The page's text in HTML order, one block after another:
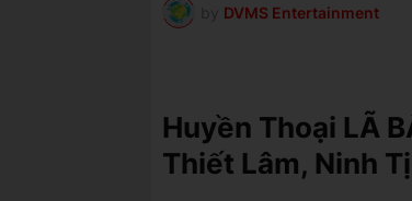
DVMS Entertainment
Huyền Thoại LÃ
Thiết Lâm, Ninh